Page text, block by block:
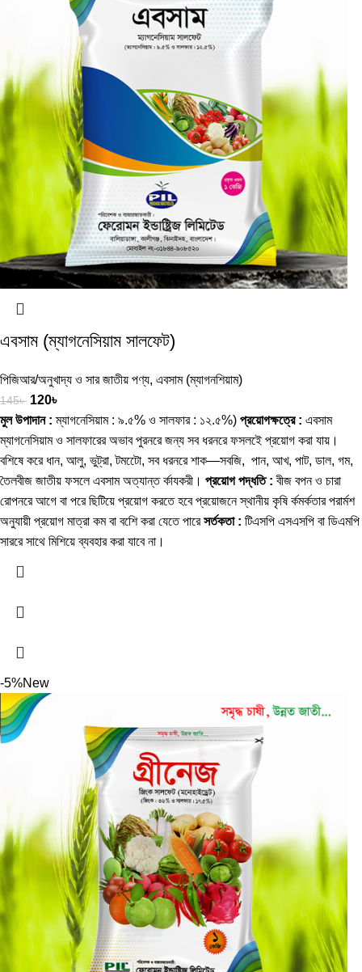
এবসাম (ম্যাগনেসিয়াম সালফেট)
পিজিআর/অনুখাদ্য ও সার জাতীয় পণ্য, এবসাম (ম্যাগনশিয়াম)
145৳ 120৳
মুল উপাদান : ম্যাগনেসিয়াম : ৯.৫% ও সালফার : ১২.৫%) প্রয়োগক্ষত্রে : এবসাম
ম্যাগনেসিয়াম ও সালফারের অভাব পুরনরে জন্য সব ধরনরে ফসলইে প্রয়োগ করা যায়।
বশিষে করে ধান, আলু, ভুট্রা, টমটেো, সব ধরনরে শাক—সবজি, পান, আখ, পাট, ডাল, গম,
তৈলবীজ জাতীয় ফসলে এবসাম অত্যান্ত র্কাযকরী। প্রয়োগ পদ্ধতি : বীজ বপন ও চারা
রোপনরে আগে বা পরে ছিটিয়ে প্রয়োগ করতে হবে প্রয়োজনে স্থানীয় কৃষি র্কমর্কতার পরার্মশ
অনুযায়ী প্রয়োগ মাত্রা কম বা বশেি করা যেতে পারেসর্তকতা : টিএসপি এসএসপি বা ডিএমপি
সাররে সাথে মিশিয়ে ব্যবহার করা যাবে না।
-5%New